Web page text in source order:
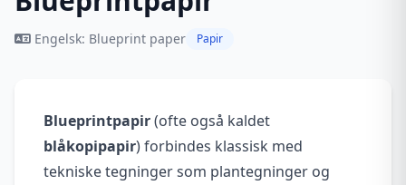
Engelsk: Blueprint paper Papir
Blueprintpapir(ofte også kaldet
blåkopipapir) forbindes klassisk med
tekniske tegninger som plantegninger og